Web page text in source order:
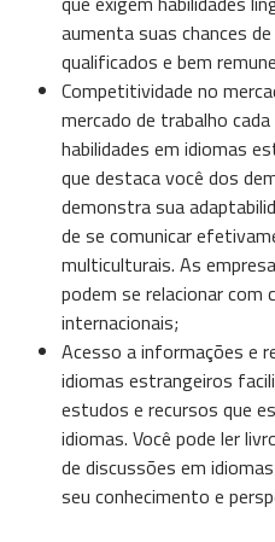
aumenta suas chances
qualificados e bem
Competitividade no
mercado de trabalho
habilidades em idiomas
que destaca você dos
demonstra sua
de se comunicar
multiculturais. As
podem se relacionar com
internacionais;
Acesso a informações e
idiomas estrangeiros
estudos e recursos que
idiomas. Você pode ler
de discussões em
seu conhecimento e